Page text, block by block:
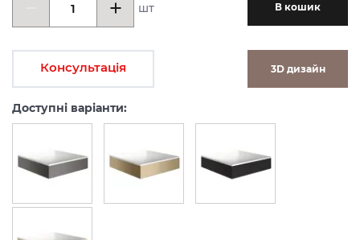
шт В кошик
Консультація 3D дизайн
Доступні варіанти: